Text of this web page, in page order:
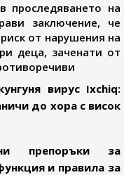
проследяването на
заключение, че
от нарушения на
деца, заченати от
вирус Ixchiq:
до хора с висок
препоръки за
и правила за